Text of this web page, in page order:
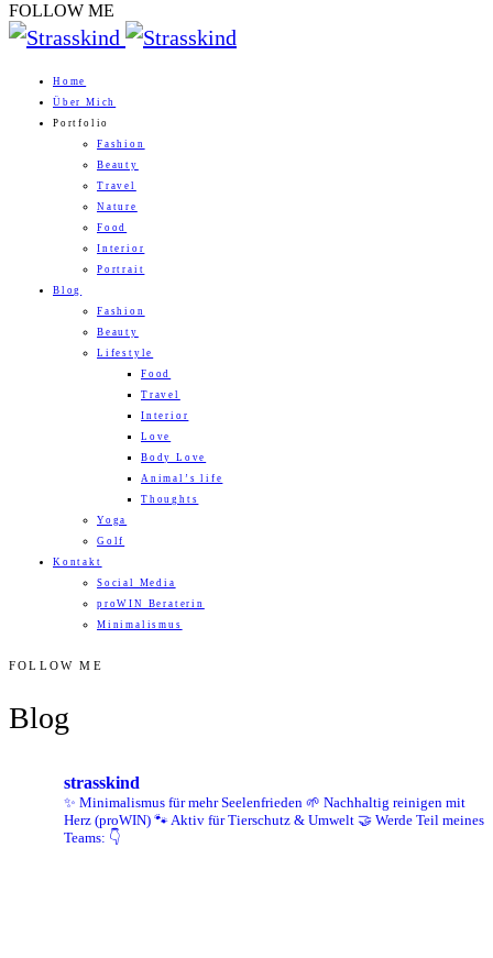
FOLLOW ME
Home
Über Mich
Portfolio
Fashion
Beauty
Travel
Nature
Food
Interior
Portrait
Blog
Fashion
Beauty
Lifestyle
Food
Travel
Interior
Love
Body Love
Animal’s life
Thoughts
Yoga
Golf
Kontakt
Social Media
proWIN Beraterin
Minimalismus
FOLLOW ME
Blog
strasskind
✨ Minimalismus für mehr Seelenfrieden 🌱 Nachhaltig reinigen mit
Herz (proWIN) 🐾 Aktiv für Tierschutz & Umwelt 🤝 Werde Teil meines
Teams: 👇